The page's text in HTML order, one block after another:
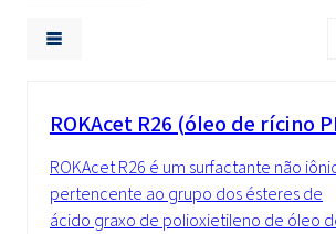
ROKAcet R26 (óleo de rícino
ROKAcet R26 é um surfactante não
pertencente ao grupo dos ésteres de
ácido graxo de polioxietileno de óleo